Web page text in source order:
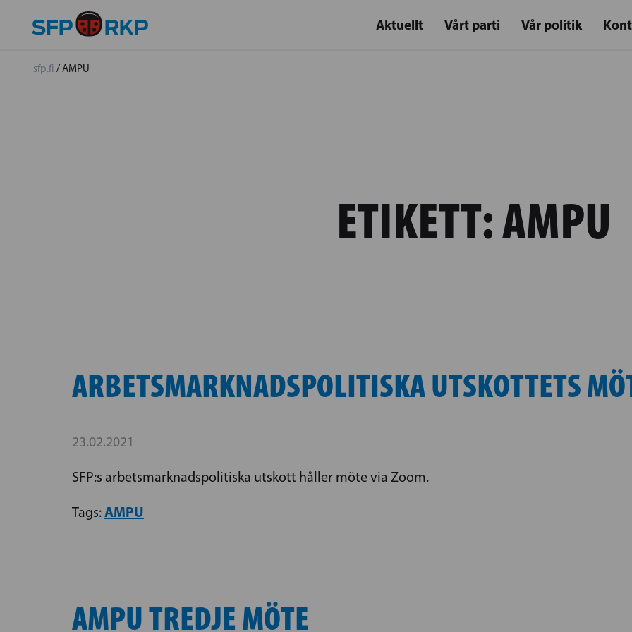
Aktuellt Vårt parti Vår politik
sfp.fi /AMPU
ETIKETT:AMPU
ARBETSMARKNADSPOLITISKA UTSKOTTETS
23.02.2021
SFP:s arbetsmarknadspolitiska utskott håller möte via Zoom.
Tags:AMPU
AMPU TREDJE MÖTE